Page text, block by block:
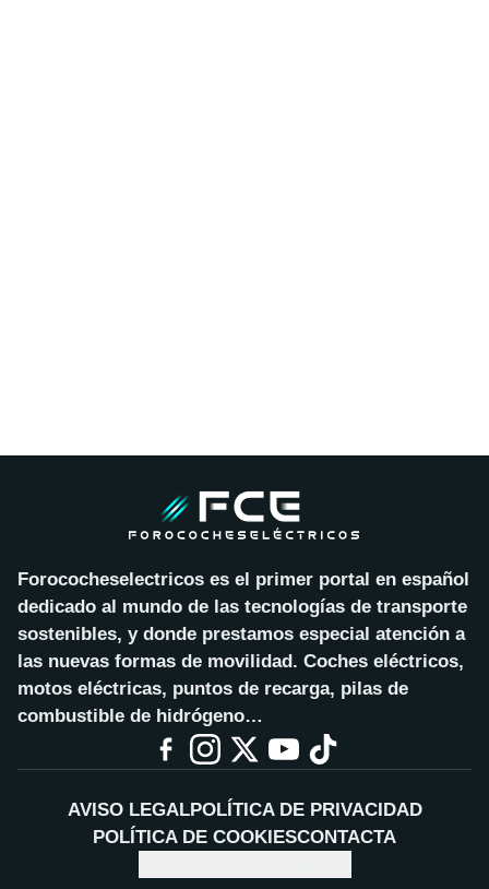
Forococheselectricos es el primer portal en español
dedicado al mundo de las tecnologías de transporte
sostenibles, y donde prestamos especial atención a
las nuevas formas de movilidad. Coches eléctricos,
motos eléctricas, puntos de recarga, pilas de
combustible de hidrógeno…
AVISO LEGALPOLÍTICA DE PRIVACIDAD
POLÍTICA DE COOKIESCONTACTA